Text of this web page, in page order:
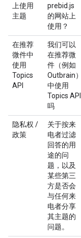
上使用
主题
prebid.js
的网站上
使用？
在推荐
微件中
使用
Topics
API
我们可以
在推荐微
件（例如
Outbrain）
中使用
Topics API
吗
隐私权 /
政策
关于按来
电者过滤
回答的用
途的问
题，以及
某些第三
方是否会
与任何来
电者分享
其主题的
问题。